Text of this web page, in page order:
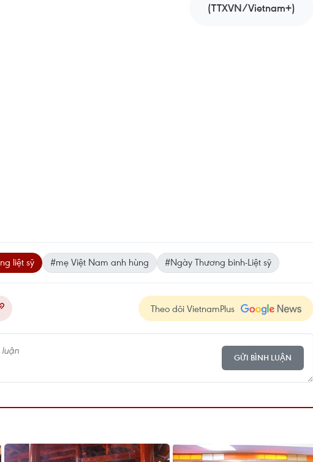
(TTXVN/Vietnam+)
liệt sỹ #mẹ Việt Nam anh hùng #Ngày Thương binh-Liệt sỹ
Theo dõi VietnamPlus
GỬI BÌNH LUẬN